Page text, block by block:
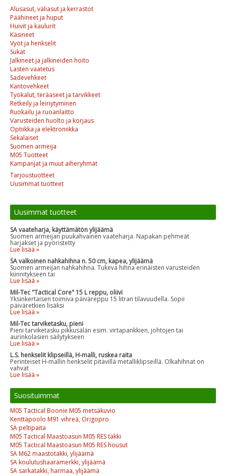
Alusasut, väliasut ja kerrastot
Päähineet ja huput
Huivit ja kaulurit
Käsineet
Vyöt ja henkselit
Sukat
Jalkineet ja jalkineiden hoito
Lasten vaatetus
Sadevehkeet
Kantovehkeet
Työkalut, teräaseet ja tarvikkeet
Retkeily ja leiriytyminen
Ruokailu ja ruoanlaitto
Varusteiden huolto ja korjaus
Optiikka ja elektroniikka
Sekalaiset
Suomen armeija
M05 Tuotteet
Kampanjat ja muut aiheryhmät
Tarjoustuotteet
Uusimmat tuotteet
Uusimmat tuotteet
SA vaateharja, käyttämätön ylijäämä
Suomen armeijan puukahvainen vaateharja. Napakan pehmeät
harjakset ja pyöristetty
Lue lisää »
SA valkoinen nahkahihna n. 50 cm, kapea, ylijäämä
Suomen armeijan nahkahihna. Tukeva hihna erinäisten varusteiden
kiinnitykseen tai
Lue lisää »
Mil-Tec "Tactical Core" 15 L reppu, oliivi
Yksinkertaisen toimiva päiväreppu 15 litran tilavuudella. Sopii
päiväretkien lisäksi
Lue lisää »
Mil-Tec tarviketasku, pieni
Pieni tarviketasku pikkusälän esim. virtapankkien, johtojen tai
aurinkolasien säilytykseen
Lue lisää »
L.S. henkselit klipseillä, H-malli, ruskea raita
Perinteiset H-mallin henkselit pitävillä metalliklipseillä. Olkahihnat on
vahvat
Lue lisää »
Suosituimmat
M05 Tactical Boonie M05 metsäkuvio
Kenttäpoolo M91 vihreä, Origopro
SA peltipaita
M05 Tactical Maastoasun M05 RES takki
M05 Tactical Maastoasun M05 RES housut
SA M62 maastotakki, ylijäämä
SA koulutushaaramerkki, ylijäämä
SA sarkatakki, harmaa, ylijäämä